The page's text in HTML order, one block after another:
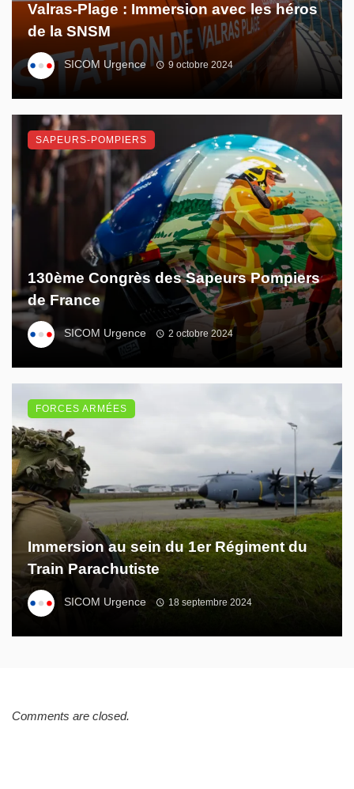
Valras-Plage : Immersion avec les héros
de la SNSM
SICOM Urgence 9 octobre 2024
130ème Congrès des Sapeurs Pompiers
de France
SICOM Urgence 2 octobre 2024
SAPEURS-POMPIERS
Immersion au sein du 1er Régiment du
Train Parachutiste
SICOM Urgence 18 septembre 2024
FORCES ARMÉES
Comments are closed.